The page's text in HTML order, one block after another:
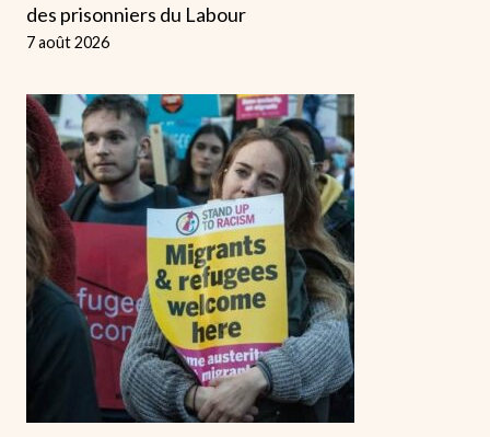
des prisonniers du Labour
7 août 2026